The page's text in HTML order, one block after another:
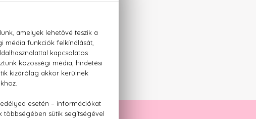
el.
közül:
HAJÁPOLÁS